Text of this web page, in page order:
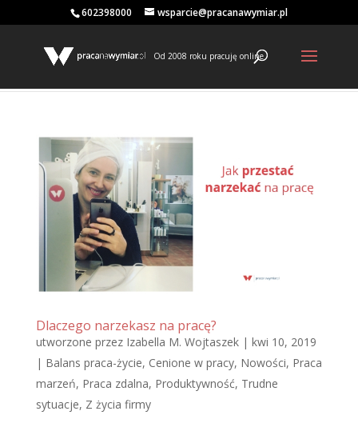
602398000 wsparcie@pracanawymiar.pl
Od 2008 roku pracuję online
Dlaczego narzekasz na pracę?
utworzone przez Izabella M. Wojtaszek| kwi 10, 2019
| Balans praca-życie, Cenione w pracy, Nowości, Praca
marzeń, Praca zdalna, Produktywność, Trudne
sytuacje, Z życia firmy